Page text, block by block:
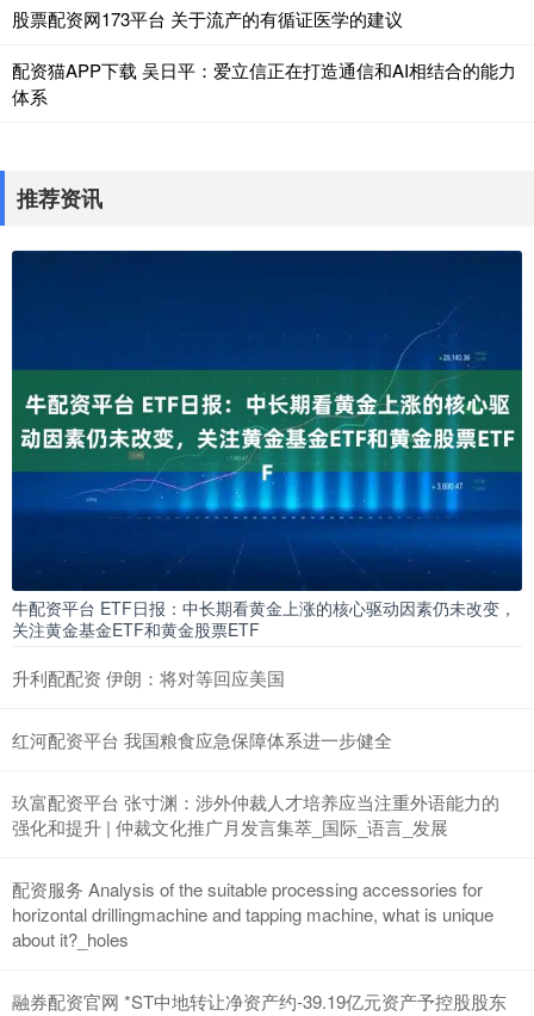
股票配资网173平台 关于流产的有循证医学的建议
配资猫APP下载 吴日平：爱立信正在打造通信和AI相结合的能力
体系
推荐资讯
牛配资平台 ETF日报：中长期看黄金上涨的核心驱动因素仍未改变，
关注黄金基金ETF和黄金股票ETF
升利配配资 伊朗：将对等回应美国
红河配资平台 我国粮食应急保障体系进一步健全
玖富配资平台 张寸渊：涉外仲裁人才培养应当注重外语能力的
强化和提升 | 仲裁文化推广月发言集萃_国际_语言_发展
配资服务 Analysis of the suitable processing accessories for
horizontal drillingmachine and tapping machine, what is unique
about it?_holes
融券配资官网 *ST中地转让净资产约-39.19亿元资产予控股股东